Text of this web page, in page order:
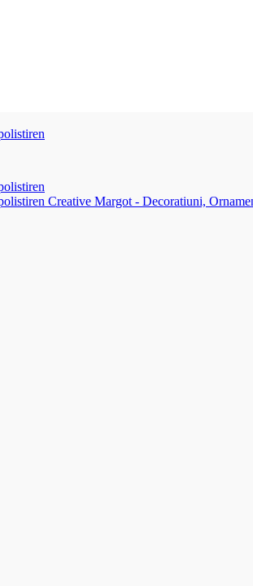
Creative Margot - Decoratiuni,